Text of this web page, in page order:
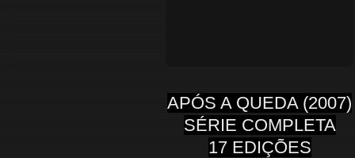
APÓS A QUEDA (2007)
SÉRIE COMPLETA
17 EDIÇÕES